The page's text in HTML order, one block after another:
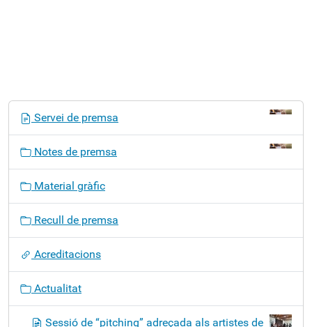
ó
Servei de premsa
Notes de premsa
Material gràfic
Recull de premsa
Acreditacions
Actualitat
Sessió de “pitching” adreçada als artistes de